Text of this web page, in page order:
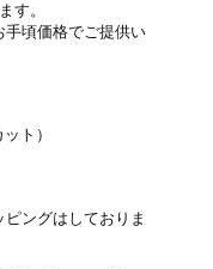
す。
手頃価格でご提供い
ト）
ングはしておりま